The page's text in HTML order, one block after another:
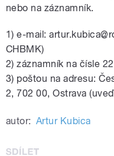
nebo na záznamník.
1) e-mail:
CHBMK)
2) záznamník na čísle
3) poštou na adresu:
2, 702 00, Ostrava
autor: Artur Kubica